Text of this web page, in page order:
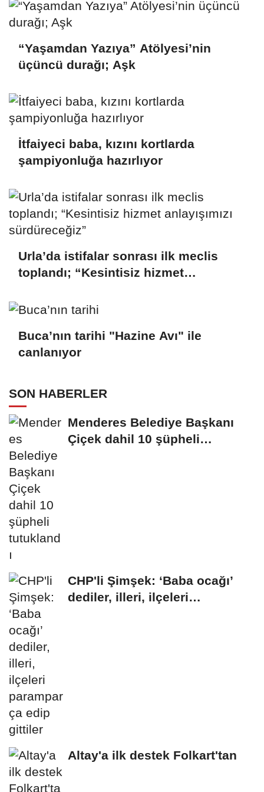
“Yaşamdan Yazıya” Atölyesi’nin
üçüncü durağı; Aşk
İtfaiyeci baba, kızını kortlarda
şampiyonluğa hazırlıyor
Urla’da istifalar sonrası ilk meclis
toplandı; “Kesintisiz hizmet
Buca’nın tarihi "Hazine Avı" ile
canlanıyor
SON HABERLER
Menderes Belediye Başkanı
Çiçek dahil 10 şüpheli
CHP'li Şimşek: ‘Baba ocağı’
dediler, illeri, ilçeleri
Altay'a ilk destek Folkart'tan